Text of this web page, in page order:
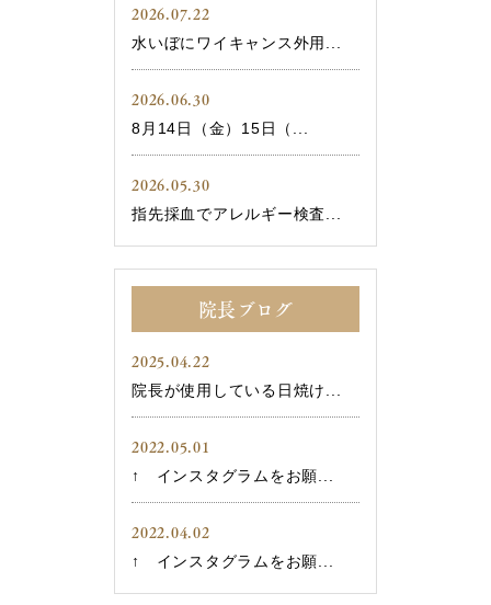
2026.07.22
水いぼにワイキャンス外用...
2026.06.30
8月14日（金）15日（...
2026.05.30
指先採血でアレルギー検査...
院長ブログ
2025.04.22
院長が使用している日焼け...
2022.05.01
↑ インスタグラムをお願...
2022.04.02
↑ インスタグラムをお願...